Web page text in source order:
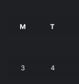
M T
3 4